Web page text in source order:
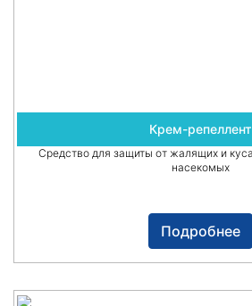
Крем-репеллент
Средство для защиты от жалящих и
насекомых
Подробнее